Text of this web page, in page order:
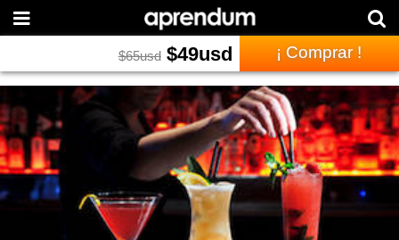
$65usd $49usd ¡ Comprar !